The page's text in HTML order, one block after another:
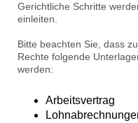
Gerichtliche Schritte
einleiten.
Bitte beachten Sie, dass
Rechte folgende
werden:
Arbeitsvertrag